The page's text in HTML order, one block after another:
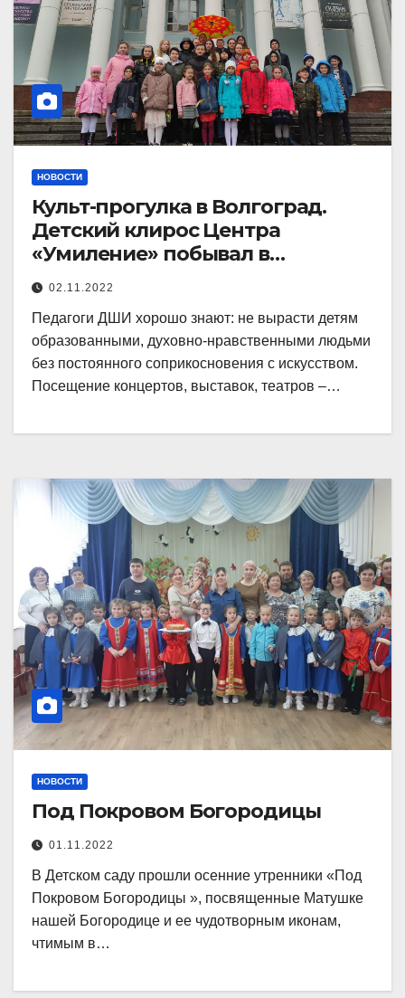
НОВОСТИ
Культ-прогулка в Волгоград.
Детский клирос Центра
«Умиление» побывал в
Царицынской опере и в музее
«Россия – моя история»
02.11.2022
Педагоги ДШИ хорошо знают: не вырасти детям
образованными, духовно-нравственными людьми
без постоянного соприкосновения с искусством.
Посещение концертов, выставок, театров –…
НОВОСТИ
Под Покровом Богородицы
01.11.2022
В Детском саду прошли осенние утренники «Под
Покровом Богородицы », посвященные Матушке
нашей Богородице и ее чудотворным иконам,
чтимым в…